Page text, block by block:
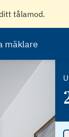
tålamod.
mäklare